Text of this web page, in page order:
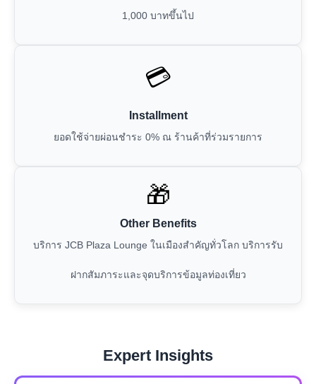
1,000 บาทขึ้นไป
💳
Installment
ยอดใช้จ่ายผ่อนชำระ 0% ณ ร้านค้าที่ร่วมรายการ
🎁
Other Benefits
บริการ JCB Plaza Lounge ในเมืองสำคัญทั่วโลก บริการรับ
ฝากสัมภาระและจุดบริการข้อมูลท่องเที่ยว
Expert Insights